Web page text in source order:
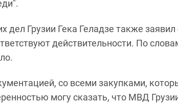
Грузии Гека Геладзе также
действительности. По
со всеми закупками,
могу сказать, что МВД